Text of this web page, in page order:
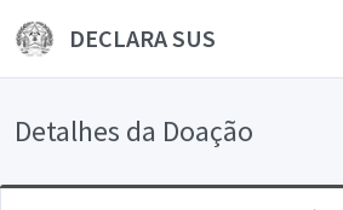
DECLARA SUS
Detalhes da Doação